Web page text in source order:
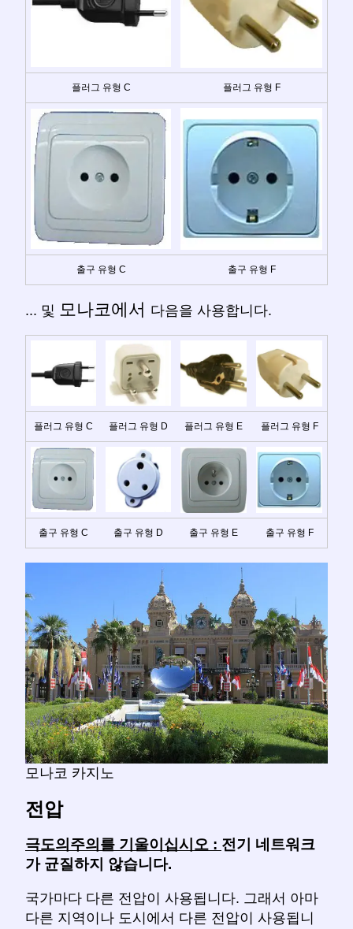
플러그 유형 C 플러그 유형 F
출구 유형 C 출구 유형 F
... 및 모나코에서 다음을 사용합니다.
플러그 유형 C 플러그 유형 D 플러그 유형 E 플러그 유형 F
출구 유형 C 출구 유형 D 출구 유형 E 출구 유형 F
모나코 카지노
전압
극도의주의를 기울이십시오 : 전기 네트워크
가 균질하지 않습니다.
국가마다 다른 전압이 사용됩니다. 그래서 아마
다른 지역이나 도시에서 다른 전압이 사용됩니